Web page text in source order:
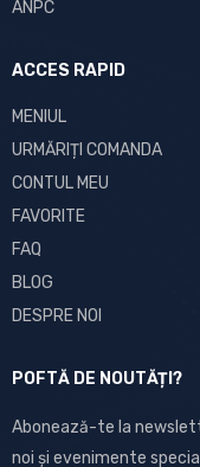
ANPC
ACCES RAPID
MENIUL
URMĂRIȚI COMANDA
CONTUL MEU
FAVORITE
FAQ
BLOG
DESPRE NOI
POFTĂ DE NOUTĂȚI?
Abonează-te la
noi și evenimente